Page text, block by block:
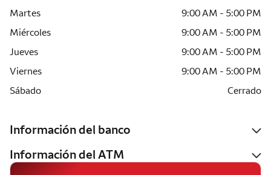
Martes
9:00 AM - 5:00 PM
Miércoles
9:00 AM - 5:00 PM
Jueves
9:00 AM - 5:00 PM
Viernes
9:00 AM - 5:00 PM
Sábado
Cerrado
Información del banco
Información del ATM